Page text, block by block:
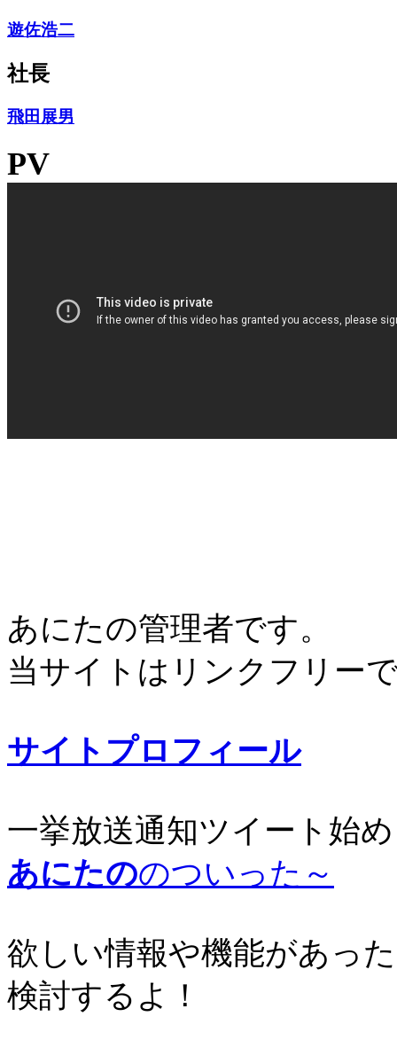
遊佐浩二
社長
飛田展男
PV
あにたの管理者です。
当サイトはリンクフリー
サイトプロフィール
一挙放送通知ツイート始
あにたののついった～
欲しい情報や機能があっ
検討するよ！